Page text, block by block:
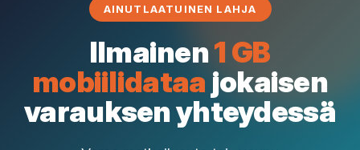
AINUTLAATUINEN LAHJA
Ilmainen1 GB
mobiilidataa jokaisen
varauksen yhteydessä